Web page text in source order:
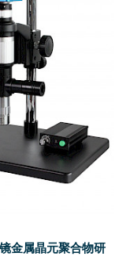
金属晶元聚合物研